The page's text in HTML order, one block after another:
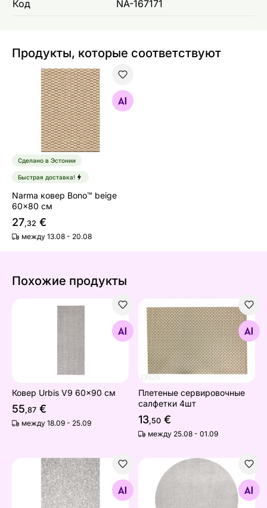
Код NA-167171
Продукты, которые соответствуют
Narma ковер Bono™ beige 60x80 см
Найдите похожие
Сделано в Эстонии
Быстрая доставка!
Narma ковер Bono™ beige
60x80 см
27,32 €
между 13.08 - 20.08
Похожие продукты
Ковер Urbis V9 60x90 см
Найдите похожие
Ковер Urbis V9 60x90 см
55,87 €
между 18.09 - 25.09
Плетеные сервировочные
Найдите похожие
Плетеные сервировочные
салфетки 4шт
13,50 €
между 25.08 - 01.09
Narma велюровый ковер Wow™ salt
Найдите похожие
Велюровый ковер Narma
Найдите похожие